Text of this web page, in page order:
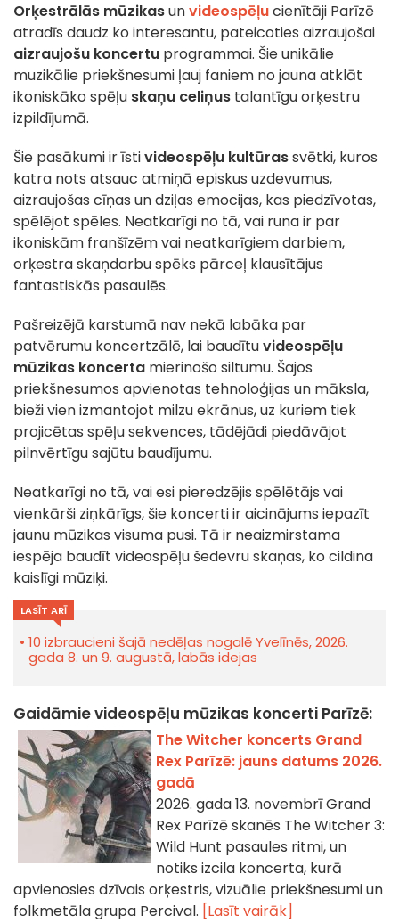
Orķestrālās mūzikasunvideospēļucienītāji Parīzē
atradīs daudz ko interesantu, pateicoties aizraujošai
aizraujošu koncertu programmai. Šie unikālie
muzikālie priekšnesumi ļauj faniem no jauna atklāt
ikoniskāko spēļu skaņu celiņus talantīgu orķestru
izpildījumā.
Šie pasākumi ir īstivideospēļu kultūrassvētki, kuros
katra nots atsauc atmiņā episkus uzdevumus,
aizraujošas cīņas un dziļas emocijas, kas piedzīvotas,
spēlējot spēles. Neatkarīgi no tā, vai runa ir par
ikoniskām franšīzēm vai neatkarīgiem darbiem,
orķestra skaņdarbu spēks pārceļ klausītājus
fantastiskās pasaulēs.
Pašreizējā karstumā nav nekā labāka par
patvērumu koncertzālē, lai baudītuvideospēļu
mūzikas koncerta mierinošo siltumu. Šajos
priekšnesumos apvienotas tehnoloģijas un māksla,
bieži vien izmantojot milzu ekrānus, uz kuriem tiek
projicētas spēļu sekvences, tādējādi piedāvājot
pilnvērtīgu sajūtu baudījumu.
Neatkarīgi no tā, vai esi pieredzējis spēlētājs vai
vienkārši ziņkārīgs, šie koncerti ir aicinājums iepazīt
jaunu mūzikas visuma pusi. Tā ir neaizmirstama
iespēja baudīt videospēļu šedevru skaņas, ko cildina
kaislīgi mūziķi.
LASĪT ARĪ
10 izbraucieni šajā nedēļas nogalē Yvelīnēs, 2026.
gada 8. un 9. augustā, labās idejas
Gaidāmie videospēļu mūzikas koncerti Parīzē:
The Witcher koncerts Grand
Rex Parīzē: jauns datums 2026.
gadā
2026. gada 13. novembrī Grand
Rex Parīzē skanēs The Witcher 3:
Wild Hunt pasaules ritmi, un
notiks izcila koncerta, kurā
apvienosies dzīvais orķestris, vizuālie priekšnesumi un
folkmetāla grupa Percival. [Lasīt vairāk]